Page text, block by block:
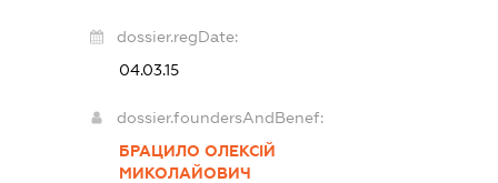
dossier.regDate:
04.03.15
dossier.foundersAndBenef:
БРАЦИЛО ОЛЕКСІЙ
МИКОЛАЙОВИЧ